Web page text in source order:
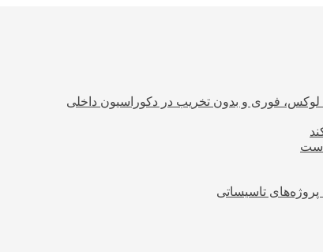
لوکس، فوری و بدون تخریب در دکوراسیون داخلی
است
پروژه‌های تاسیساتی